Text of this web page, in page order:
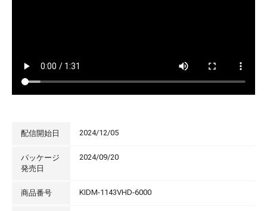
配信開始日 2024/12/05
パッケージ
発売日
2024/09/20
商品番号 KIDM-1143VHD-6000